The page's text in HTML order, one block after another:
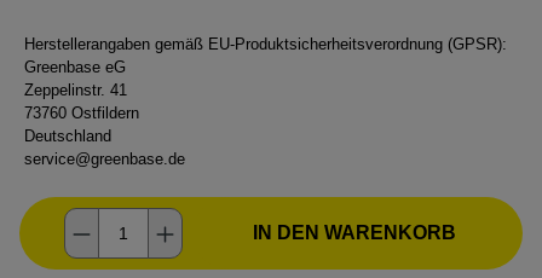
Herstellerangaben gemäß EU-Produktsicherheitsverordnung (GPSR):
Greenbase eG
Zeppelinstr. 41
73760 Ostfildern
Deutschland
service@greenbase.de
Produkt Anzahl: Gib den gewünschten
IN DEN WARENKORB